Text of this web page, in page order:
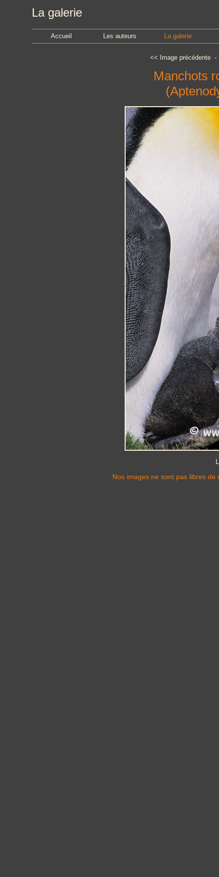
La galerie
Accueil Les auteurs La galerie
<< Image précédente
Manchots
Nos images ne sont pas libres